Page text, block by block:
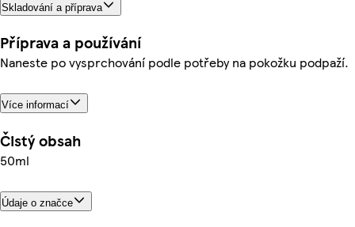
Skladování a příprava
Příprava a používání
Naneste po vysprchování podle potřeby na pokožku podpaží.
Více informací
Čistý obsah
50ml
Údaje o značce